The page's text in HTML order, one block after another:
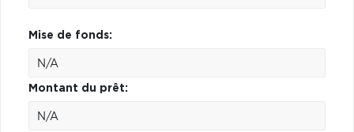
Mise de fonds:
Montant du prêt: